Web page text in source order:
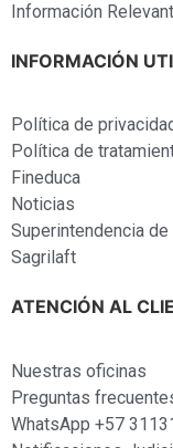
Información
INFORMACIÓN
Política de
Política de
Fineduca
Noticias
Superintendencia
Sagrilaft
ATENCIÓN AL
Nuestras oficinas
Preguntas
WhatsApp +57